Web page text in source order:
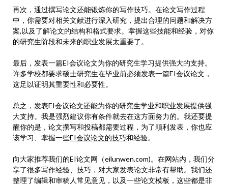
再次，通过撰写论文还能锻炼你的写作技巧。在论文写作过程
中，你需要对相关文献进行深入研究，提出合理的问题和解决方
案,以及了解论文的结构和格式要求。掌握这些技能和经验，对你
的研究生阶段和未来的职业发展太重要了。
最后，发表一篇EI会议论文为你的研究生学习提供强大的支持。
许多学校都要求硕士研究生在毕业前必须发表一篇EI会议论文，
这足以证明其重要性和必要性。
总之，发表EI会议论文还能为你的研究生学业和职业发展提供强
大支持。我是强烈建议你有条件就去在这方面努力的。我还要提
醒你的是，论文撰写和投稿都需要过程，为了顺利发表，你也应
该学习、掌握一些EI会议论文的技巧和经验。
向大家推荐我们的EI论文网（eilunwen.com)。在网站内，我们分
享了很多写作经验、技巧，对大家发表论文非常有帮助。我们还
整理了编辑和审稿人常见意见，以及一些论文模板，这些都是非